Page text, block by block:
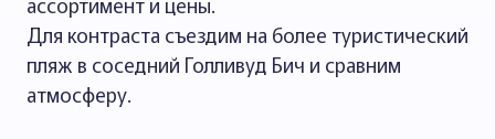
Для контраста съездим на более туристический
пляж в соседний Голливуд Бич и сравним
атмосферу.